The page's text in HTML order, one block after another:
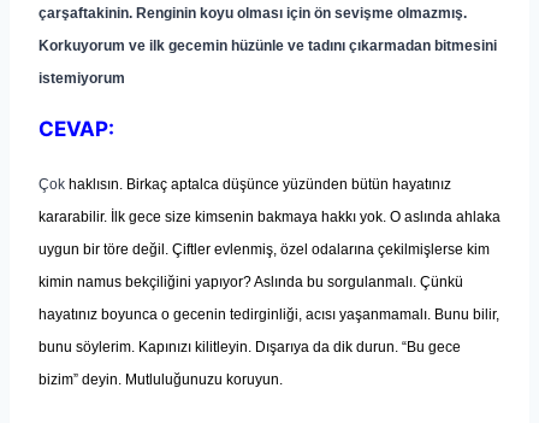
çarşaftakinin. Renginin koyu olması için ön sevişme olmazmış.
Korkuyorum ve ilk gecemin hüzünle ve tadını çıkarmadan bitmesini
istemiyorum
CEVAP:
Çok hakl ısın. Birkaç aptalca düşünce yüzünden bütün hayatınız
kararabilir.
lk gece size kimsenin bakmaya hakkı yok. O asl ında ahlaka
uygun bir töre değil. Çiftler evlenmiş, özel odalarına çekilmiş lerse kim
kimin namus bekçiliğini yapıyor? Asl ında bu sorgulanmal ı. Çünkü
hayatınız boyunca o gecenin tedirginliği, acısı yaşanmamal ı. Bunu bilir,
bunu söylerim. Kapınızı kilitleyin. Dışarıya da dik durun. “Bu gece
bizim” deyin. Mutluluğunuzu koruyun.